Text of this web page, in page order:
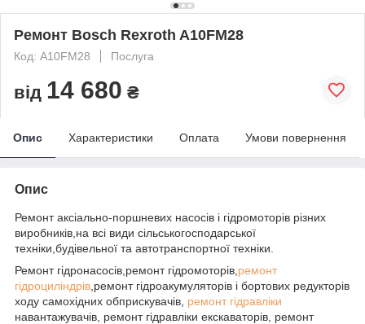
Ремонт Bosch Rexroth A10FМ28
Код: A10FМ28 Послуга
від 14 680 ₴
Опис Характеристики Оплата Умови повернення
Опис
Ремонт аксіально-поршневих насосів і гідромоторів різних
виробників,на всі види сільськогосподарської
техніки,будівельної та автотранспортної техніки.
Ремонт гідронасосів,ремонт гідромоторів, ремонт
гідроциліндрів ,ремонт гідроакумуляторів і бортових редукторів
ходу самохідних обприскувачів, ремонт гідравліки
навантажувачів, ремонт гідравліки екскаваторів, ремонт